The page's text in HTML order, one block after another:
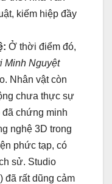
kiếm hiệp đầy
Ở thời điểm đó,
Minh Nguyệt
Nhân vật còn
chưa thực sự
chứng minh
nghệ 3D trong
phức tạp, có
sử. Studio
đã rất dũng cảm